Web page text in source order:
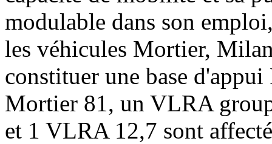
modulable dans son
les véhicules Mortier,
constituer une base
Mortier 81, un VLRA
et 1 VLRA 12,7 sont